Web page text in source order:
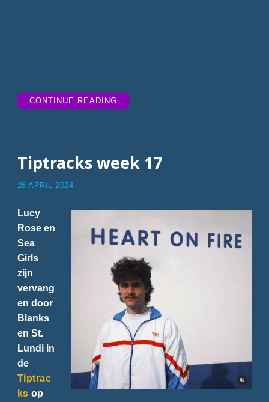
CONTINUE READING“TIPTRACKS
WEEK
Tiptracks week 17
26 APRIL 2024
Lucy
Rose en
Sea
Girls
zijn
vervang
en door
Blanks
en St.
Lundi in
de
Tiptrac
ks op